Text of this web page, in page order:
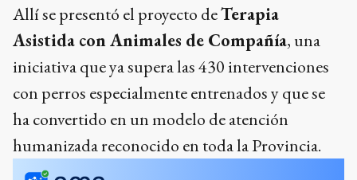
Allí se presentó el proyecto deTerapia
Asistida con Animales de Compañía, una
iniciativa que ya supera las 430 intervenciones
con perros especialmente entrenados y que se
ha convertido en un modelo de atención
humanizada reconocido en toda la Provincia.